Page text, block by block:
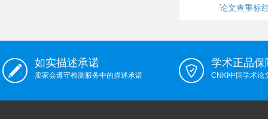
论文查重标
如实描述承诺
卖家会遵守检测服务中的描述承诺
学术正品保
CNKI中国学术论